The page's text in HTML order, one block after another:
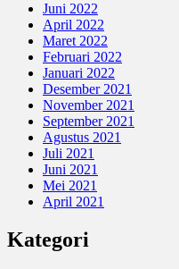
Juni 2022
April 2022
Maret 2022
Februari 2022
Januari 2022
Desember 2021
November 2021
September 2021
Agustus 2021
Juli 2021
Juni 2021
Mei 2021
April 2021
Kategori